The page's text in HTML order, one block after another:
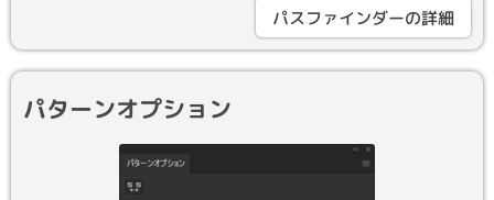
パスファインダーの詳細
パターンオプション